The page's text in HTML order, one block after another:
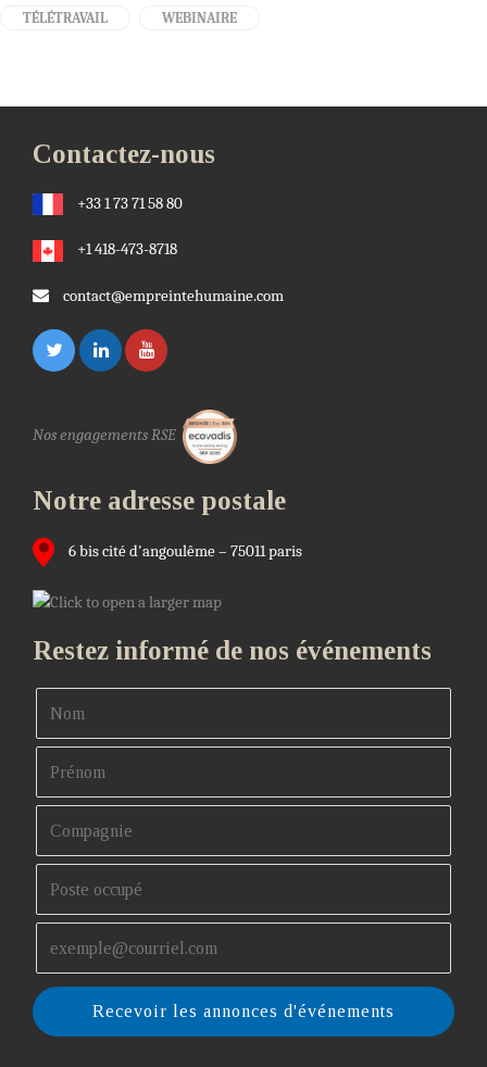
TÉLÉTRAVAIL WEBINAIRE
Contactez-nous
+33 1 73 71 58 80
+1 418-473-8718
contact@empreintehumaine.com
Nos engagements RSE
Notre adresse postale
6 bis cité d'angoulême – 75011 paris
Restez informé de nos événements
Recevoir les annonces d'événements